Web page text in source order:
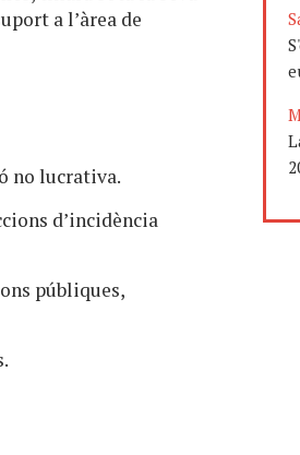
a l’àrea de
no lucrativa.
d’incidència
públiques,